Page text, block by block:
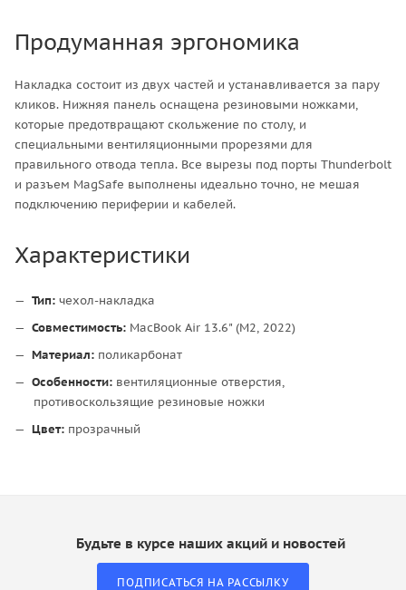
Продуманная эргономика
Накладка состоит из двух частей и устанавливается за пару
кликов. Нижняя панель оснащена резиновыми ножками,
которые предотвращают скольжение по столу, и
специальными вентиляционными прорезями для
правильного отвода тепла. Все вырезы под порты Thunderbolt
и разъем MagSafe выполнены идеально точно, не мешая
подключению периферии и кабелей.
Характеристики
Тип: чехол-накладка
Совместимость: MacBook Air 13.6" (M2, 2022)
Материал: поликарбонат
Особенности: вентиляционные отверстия,
противоскользящие резиновые ножки
Цвет: прозрачный
Будьте в курсе наших акций и новостей
ПОДПИСАТЬСЯ НА РАССЫЛКУ